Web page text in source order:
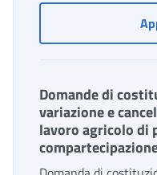
Domande di
variazione e
lavoro agricolo di